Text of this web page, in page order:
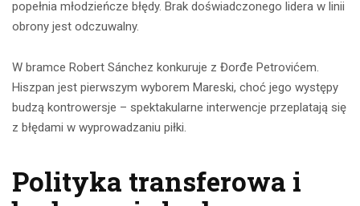
popełnia młodzieńcze błędy. Brak doświadczonego lidera w linii
obrony jest odczuwalny.
W bramce Robert Sánchez konkuruje z Đorđe Petrovićem.
Hiszpan jest pierwszym wyborem Mareski, choć jego występy
budzą kontrowersje – spektakularne interwencje przeplatają się
z błędami w wyprowadzaniu piłki.
Polityka transferowa i